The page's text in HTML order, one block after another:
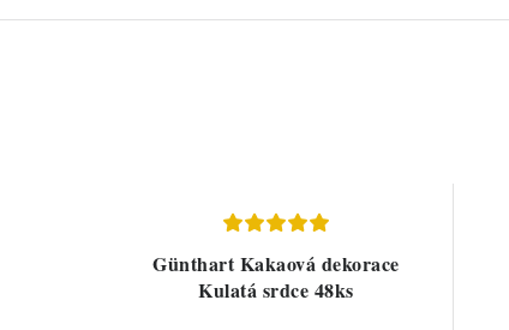
Günthart Kakaová dekorace
Kulatá srdce 48ks